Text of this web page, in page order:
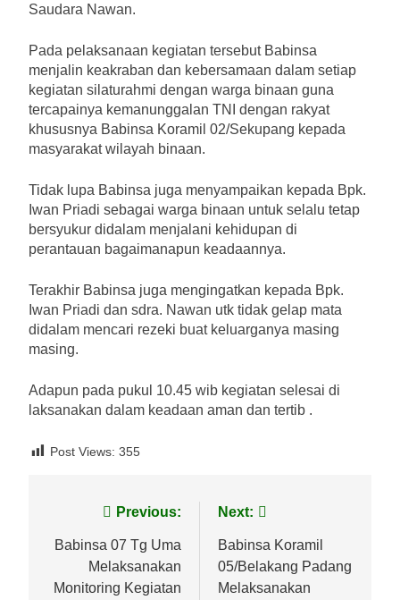
Saudara Nawan.
Pada pelaksanaan kegiatan tersebut Babinsa
menjalin keakraban dan kebersamaan dalam setiap
kegiatan silaturahmi dengan warga binaan guna
tercapainya kemanunggalan TNI dengan rakyat
khususnya Babinsa Koramil 02/Sekupang kepada
masyarakat wilayah binaan.
Tidak lupa Babinsa juga menyampaikan kepada Bpk.
Iwan Priadi sebagai warga binaan untuk selalu tetap
bersyukur didalam menjalani kehidupan di
perantauan bagaimanapun keadaannya.
Terakhir Babinsa juga mengingatkan kepada Bpk.
Iwan Priadi dan sdra. Nawan utk tidak gelap mata
didalam mencari rezeki buat keluarganya masing
masing.
Adapun pada pukul 10.45 wib kegiatan selesai di
laksanakan dalam keadaan aman dan tertib .
Post Views: 355
Navigasi
pos
Previous:
Babinsa 07 Tg Uma
Melaksanakan
Monitoring Kegiatan
Next:
Babinsa Koramil
05/Belakang Padang
Melaksanakan